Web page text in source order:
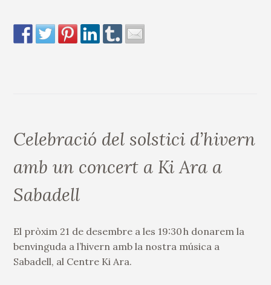
Celebració del solstici d’hivern
amb un concert a Ki Ara a
Sabadell
El pròxim 21 de desembre a les 19:30 h donarem la
benvinguda a l’hivern amb la nostra música a
Sabadell, al Centre Ki Ara.